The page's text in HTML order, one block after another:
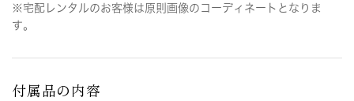
※宅配レンタルのお客様は原則画像のコーディネートとなりま
す。
付属品の内容